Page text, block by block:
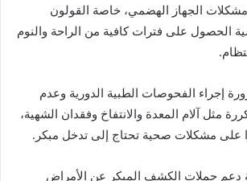
مشكلات الجهاز الهضمي، خاصة القولون
الحصول على فترات كافية من الراحة والنوم
إجراء الفحوصات الطبية الدورية وعدم
مثل آلام المعدة والانتفاخ وفقدان الشهية،
مشكلات صحية تحتاج إلى تدخل مبكر.
دعم حملات الكشف المبكر عن الأمراض